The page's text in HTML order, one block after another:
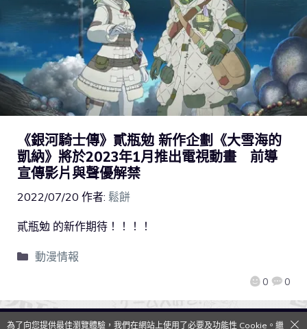
《銀河騎士傳》貳瓶勉 新作企劃《大雪海的
凱納》將於2023年1月推出電視動畫 前導
宣傳影片與聲優解禁
2022/07/20 作者: 鬆餅
0 0
貳瓶勉 的新作期待！！！！
動漫情報
為了向您提供最佳瀏覽體驗，我們在網站上使用了必要及功能性 Cookie。繼